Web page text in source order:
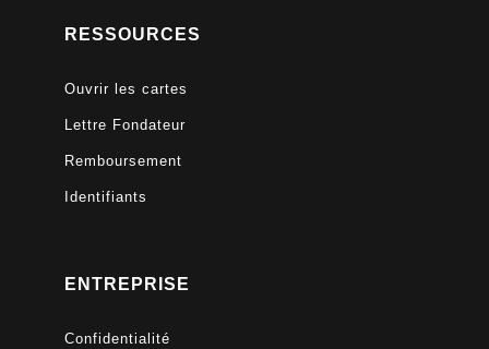
RESSOURCES
Ouvrir les cartes
Lettre Fondateur
Remboursement
Identifiants
ENTREPRISE
Confidentialité